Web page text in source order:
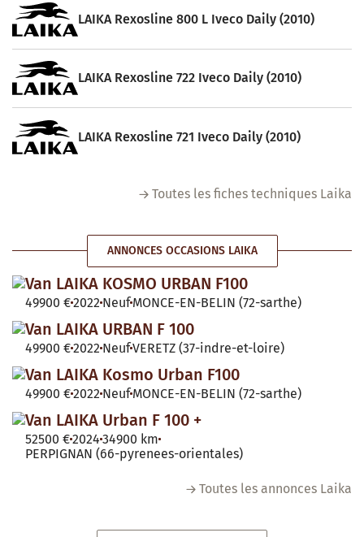
LAIKA Rexosline 800 L Iveco Daily (2010)
LAIKA Rexosline 722 Iveco Daily (2010)
LAIKA Rexosline 721 Iveco Daily (2010)
Toutes les fiches techniques Laika
ANNONCES OCCASIONS LAIKA
Van LAIKA KOSMO URBAN F100
49900 €2022 Neuf MONCE-EN-BELIN (72-sarthe)
Van LAIKA URBAN F 100
49900 €2022 NeufVERETZ (37-indre-et-loire)
Van LAIKA Kosmo Urban F100
49900 €2022 Neuf MONCE-EN-BELIN (72-sarthe)
Van LAIKA Urban F 100 +
52500 €2024 34900 km
PERPIGNAN (66-pyrenees-orientales)
Toutes les annonces Laika